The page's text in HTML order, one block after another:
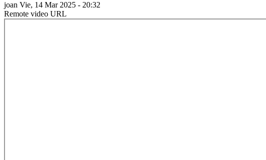
joan Vie, 14 Mar 2025 - 20:32
Remote video URL